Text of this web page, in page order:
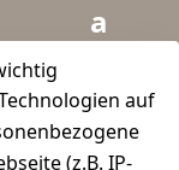
auf
(z.B. IP-
a
d
m